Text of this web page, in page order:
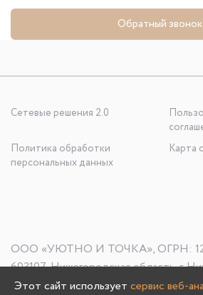
Обратный звонок
Сетевые решения 2.0
Политика обработки
персональных данных
Карта
ООО «УЮТНО И ТОЧКА», ОГРН:
603107, Нижегородская область, г.
кт Гагарина, д. 178/1
Этот сайт использует сервис веб-